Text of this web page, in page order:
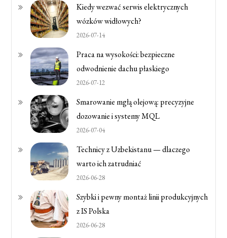
Kiedy wezwać serwis elektrycznych
wózków widłowych?
2026-07-14
Praca na wysokości: bezpieczne
odwodnienie dachu płaskiego
2026-07-12
Smarowanie mgłą olejową: precyzyjne
dozowanie i systemy MQL
2026-07-04
Technicy z Uzbekistanu — dlaczego
warto ich zatrudniać
2026-06-28
Szybki i pewny montaż linii produkcyjnych
z IS Polska
2026-06-28